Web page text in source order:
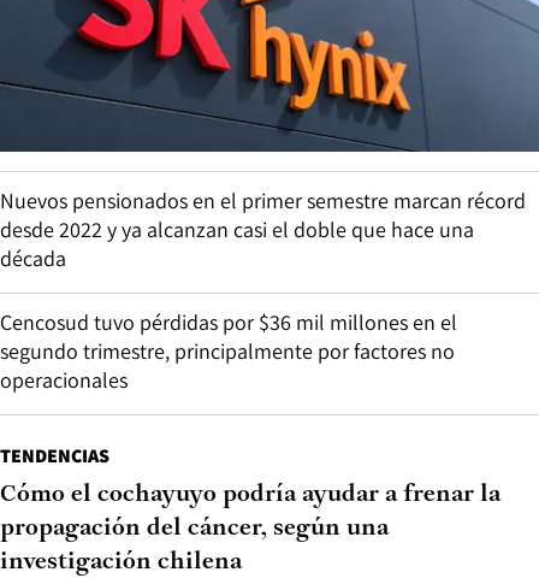
Nuevos pensionados en el primer semestre marcan récord
desde 2022 y ya alcanzan casi el doble que hace una
década
Cencosud tuvo pérdidas por $36 mil millones en el
segundo trimestre, principalmente por factores no
operacionales
TENDENCIAS
Cómo el cochayuyo podría ayudar a frenar la
propagación del cáncer, según una
investigación chilena